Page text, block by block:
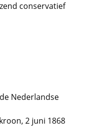
conservatief
Nederlandse
2 juni 1868